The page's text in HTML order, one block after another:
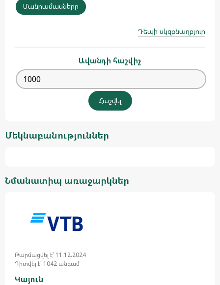
Մանրամասները
Դեպի սկզբնաղբյուր
Ավանդի հաշվիչ
Մեկնաբանություններ
Նմանատիպ առաջարկներ
Թարմացվել է՝ 11.12.2024
Դիտվել է՝ 1042 անգամ
Կայուն